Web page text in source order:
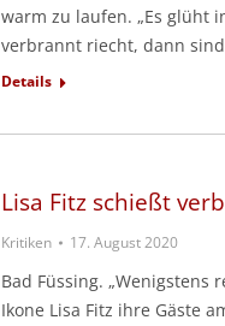
warm zu laufen. „Es glüht
verbrannt riecht, dann
Details
Lisa Fitz schießt
Kritiken 17. August 2020
Bad Füssing. „Wenigstens
Ikone Lisa Fitz ihre Gäste